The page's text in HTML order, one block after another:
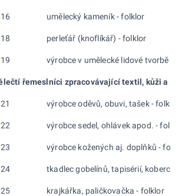
umělecký kameník - folklor
perleťář (knoflíkář) - folklor
výrobce v umělecké lidové tvorbě
řemeslníci zpracovávající textil, kůži a
výrobce oděvů, obuvi, tašek - folklor
výrobce sedel, ohlávek apod. -
výrobce kožených aj. doplňků -
tkadlec gobelínů, tapisérií, koberců
krajkářka, paličkovačka - folklor